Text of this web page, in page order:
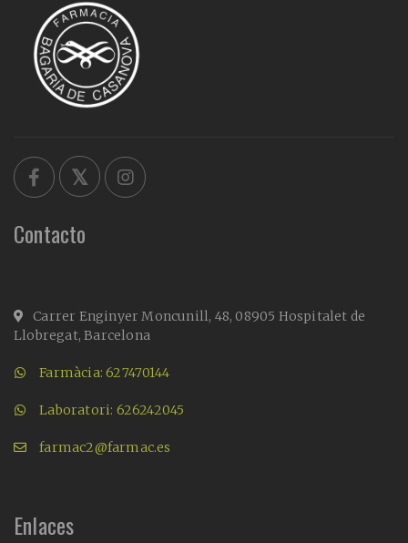
Contacto
Carrer Enginyer Moncunill, 48, 08905 Hospitalet de
Llobregat, Barcelona
Farmàcia: 627470144
Laboratori: 626242045
farmac2@farmac.es
Enlaces